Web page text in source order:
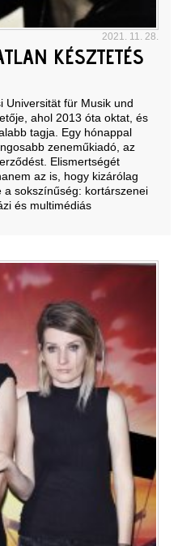
2021. 11. 28.
KÉSZTETÉS
Universität für Musik und
ahol 2013 óta oktat, és
tagja. Egy hónappal
zeneműkiadó, az
Elismertségét
az is, hogy kizárólag
sokszínűség: kortárszenei
és multimédiás